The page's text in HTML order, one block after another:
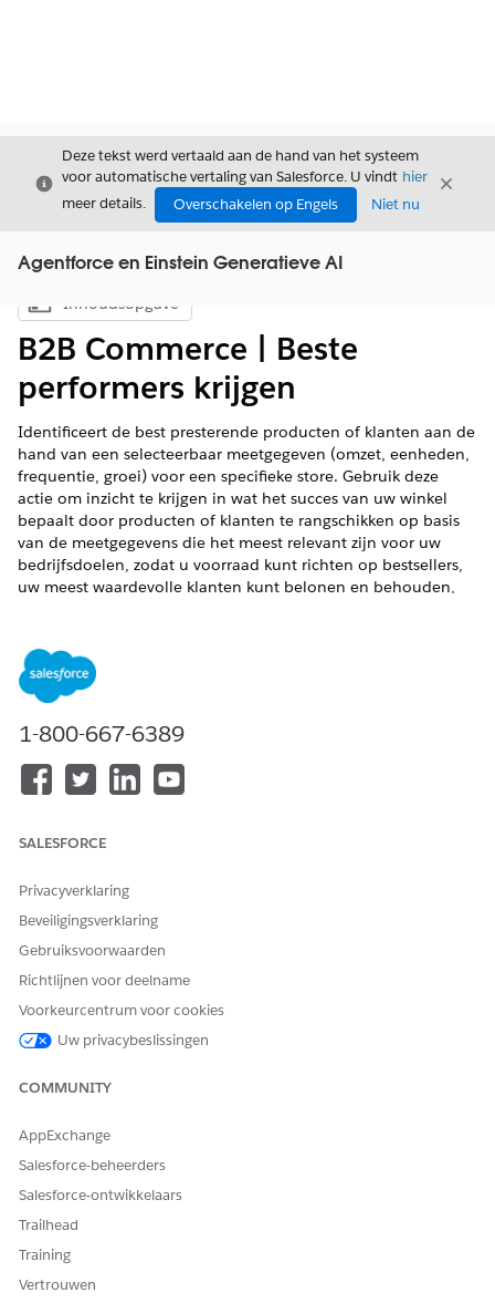
Sluiten
Deze tekst werd vertaald aan de hand van het systeem
voor automatische vertaling van Salesforce. U vindt hier
meer details.
Overschakelen op Engels Niet nu
Sluiten
Agentforce en Einstein Generatieve AI
Inhoudsopgave weergeven
Inhoudsopgave
B2B Commerce | Beste
performers krijgen
Identificeert de best presterende producten of klanten aan de
hand van een selecteerbaar meetgegeven (omzet, eenheden,
frequentie, groei) voor een specifieke store. Gebruik deze
actie om inzicht te krijgen in wat het succes van uw winkel
bepaalt door producten of klanten te rangschikken op basis
van de meetgegevens die het meest relevant zijn voor uw
bedrijfsdoelen, zodat u voorraad kunt richten op bestsellers,
uw meest waardevolle klanten kunt belonen en behouden,
gebieden te versterken. Deze actie vereist Salesforce Data
Cloud.
VEREISTE EDITIONS
Beschikbaar in: Lightning Experience
Einstein 1Edition
VEREISTE
GEBRUIKERSMACHTIGINGE
ZieGemeenschappelijke gebruikerstoegang voor
standaardagentacties.
Actiedetails
API-naam
Type verwijzingsactie
Voert deze actie een of meer
aanwijzingssjablonen uit?
Verplichte set-up
1-800-667-6389
SALESFORCE
Privacyverklaring
Beveiligingsverklaring
Gebruiksvoorwaarden
Richtlijnen voor deelname
Voorkeurcentrum voor cookies
Uw privacybeslissingen
COMMUNITY
AppExchange
Salesforce-beheerders
Salesforce-ontwikkelaars
Trailhead
Training
Vertrouwen